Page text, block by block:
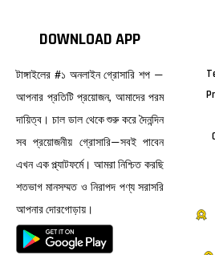
DOWNLOAD APP
টাঙ্গাইলের #১ অনলাইন গ্রোসারি শপ —
আপনার প্রতিটি প্রয়োজন, আমাদের পরম
দায়িত্ব। চাল ডাল থেকে শুরু করে দৈনন্দিন
সব প্রয়োজনীয় গ্রোসারি—সবই পাবেন
এখন এক প্ল্যাটফর্মে। আমরা নিশ্চিত করছি
শতভাগ মানসম্মত ও নিরাপদ পণ্য সরাসরি
আপনার দোরগোড়ায়।